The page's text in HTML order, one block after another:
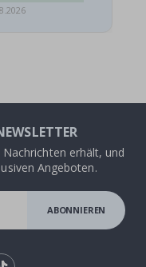
erhält, und
Angeboten.
ABONNIEREN